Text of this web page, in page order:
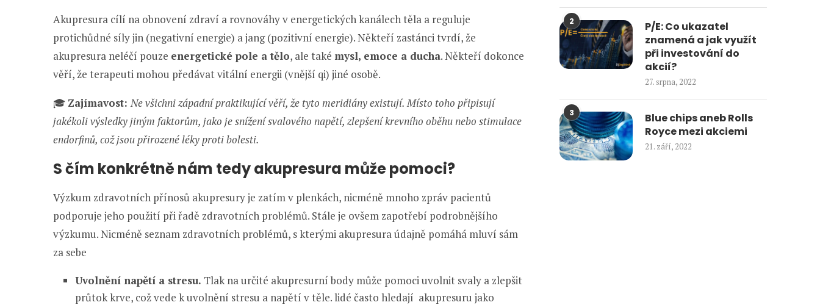
Akupresura cílí na obnovení zdraví a rovnováhy v energetických kanálech těla a reguluje
protichůdné síly jin (negativní energie) a jang (pozitivní energie). Někteří zastánci tvrdí, že
akupresura neléčí pouze energetické pole a tělo, ale také mysl, emoce a ducha. Někteří dokonce
věří, že terapeuti mohou předávat vitální energii (vnější qi) jiné osobě.
🎓 Zajímavost: Ne všichni západní praktikující věří, že tyto meridiány existují. Místo toho připisují
jakékoli výsledky jiným faktorům, jako je snížení svalového napětí, zlepšení krevního oběhu nebo stimulace
endorfinů, což jsou přirozené léky proti bolesti.
S čím konkrétně nám tedy akupresura může pomoci?
Výzkum zdravotních přínosů akupresury je zatím v plenkách, nicméně mnoho zpráv pacientů
podporuje jeho použití při řadě zdravotních problémů. Stále je ovšem zapotřebí podrobnějšího
výzkumu. Nicméně seznam zdravotních problémů, s kterými akupresura údajně pomáhá mluví sám
za sebe
Uvolnění napětí a stresu. Tlak na určité akupresurní body může pomoci uvolnit svaly a zlepšit
průtok krve, což vede k uvolnění stresu a napětí v těle. lidé často hledají akupresuru jako
2
P/E: Co ukazatel
znamená a jak využít
při investování do
akcií?
27. srpna, 2022
3
Blue chips aneb Rolls
Royce mezi akciemi
21. září, 2022